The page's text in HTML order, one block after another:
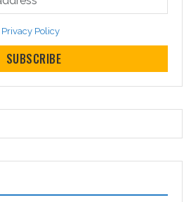
Privacy Policy
SUBSCRIBE